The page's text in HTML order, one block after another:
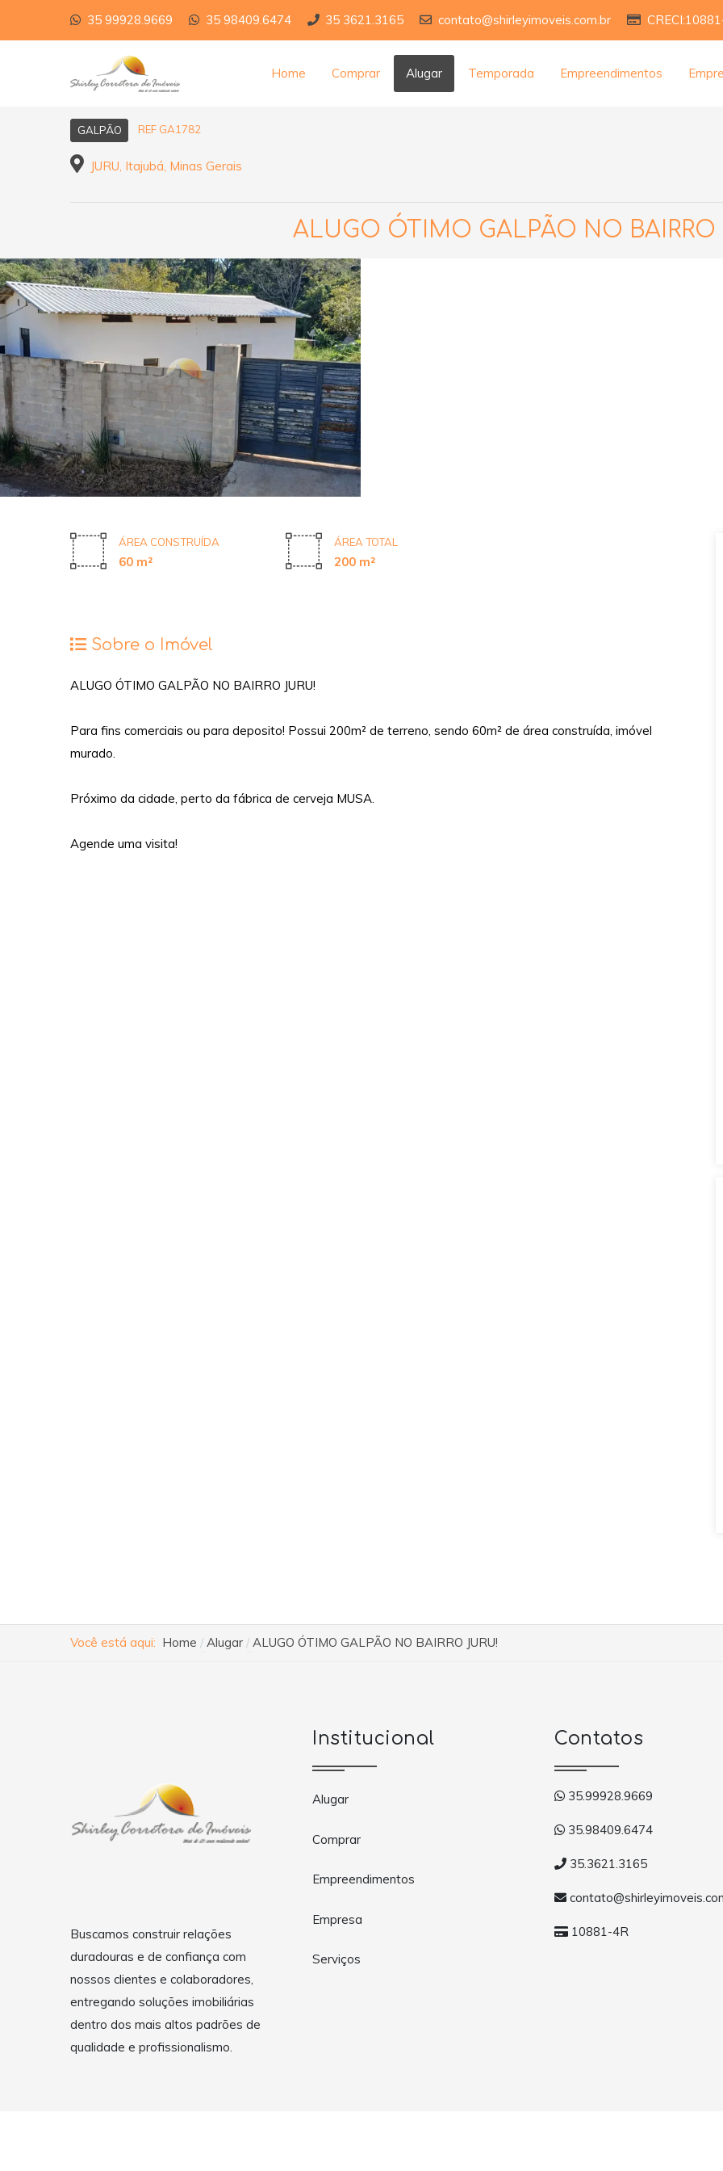
35 99928.9669 35 98409.6474 35 3621.3165 contato@shirleyimoveis.com.br
Home Comprar Alugar Temporada Empreendimentos
GALPÃO REF GA1782
JURU, Itajubá, Minas Gerais
ALUGO ÓTIMO GALPÃO NO BAIRRO
ÁREA CONSTRUÍDA
60 m²
ÁREA TOTAL
200 m²
Sobre o Imóvel
ALUGO ÓTIMO GALPÃO NO BAIRRO JURU!
Para fins comerciais ou para deposito! Possui 200m² de terreno, sendo 60m² de área construída, imóvel
murado.
Próximo da cidade, perto da fábrica de cerveja MUSA.
Agende uma visita!
Você está aqui: Home Alugar ALUGO ÓTIMO GALPÃO NO BAIRRO JURU!
Buscamos construir relações
duradouras e de confiança com
nossos clientes e colaboradores,
entregando soluções imobiliárias
dentro dos mais altos padrões de
qualidade e profissionalismo.
Institucional
Alugar
Comprar
Empreendimentos
Empresa
Serviços
Contatos
35.99928.9669
35.98409.6474
35.3621.3165
10881-4R